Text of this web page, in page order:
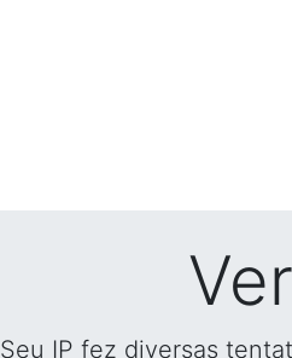
Seu IP fez diversas